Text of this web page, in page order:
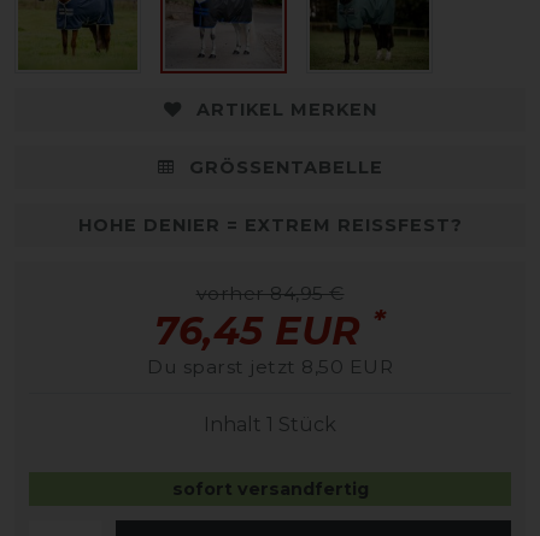
ARTIKEL MERKEN
GRÖSSENTABELLE
HOHE DENIER = EXTREM REISSFEST?
vorher 84,95 €
76,45 EUR *
Du sparst jetzt 8,50 EUR
Inhalt 1 Stück
sofort versandfertig